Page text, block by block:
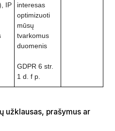
IP
interesas
optimizuoti
mūsų
tvarkomus
duomenis
GDPR 6 str.
1 d. f p.
užklausas, prašymus ar